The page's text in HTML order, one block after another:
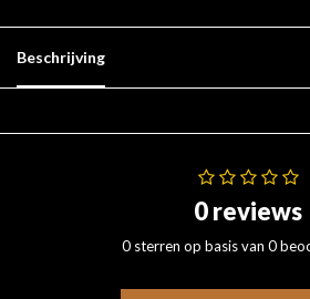
Beschrijving
0 reviews
0 sterren op basis van 0